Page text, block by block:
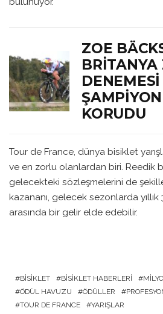
ZOE
DENEMESI
KORUDU
Tour de France, dünya bisiklet
ve en zorlu olanlardan biri. Reedik
gelecekteki sözleşmelerini de
kazananı, gelecek sezonlarda
arasında bir gelir elde edebilir.
BISIKLET BISIKLET HABERLERI
ÖDÜL HAVUZU
ÖDÜLLER
TOUR DE FRANCE
YARIŞLAR